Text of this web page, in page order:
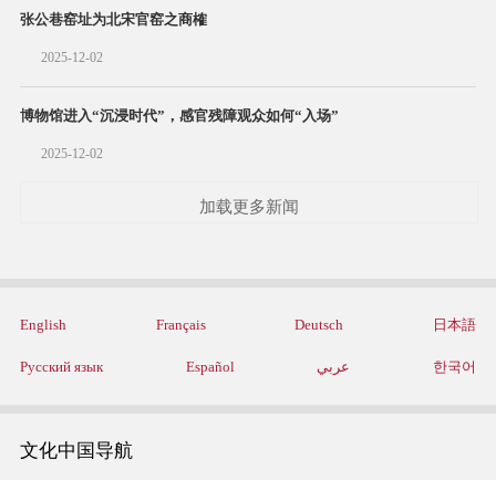
张公巷窑址为北宋官窑之商榷
2025-12-02
博物馆进入“沉浸时代”，感官残障观众如何“入场”
2025-12-02
加载更多新闻
English Français Deutsch 日本語
Русский язык Español عربي 한국어
文化中国导航